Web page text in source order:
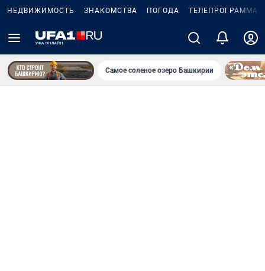
НЕДВИЖИМОСТЬ ЗНАКОМСТВА ПОГОДА ТЕЛЕПРОГРАММА
Самое соленое озеро Башкирии